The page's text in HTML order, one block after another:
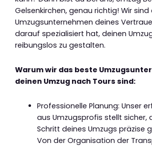
Gelsenkirchen, genau richtig! Wir sind
Umzugsunternehmen deines
darauf spezialisiert hat, deinen
reibungslos zu gestalten.
Warum wir das beste
deinen Umzug nach Tours sind:
Professionelle Planung: Unser
aus Umzugsprofis stellt sicher,
Schritt deines Umzugs präzise
Von der Organisation der